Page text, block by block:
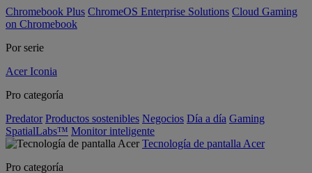
Chromebook Plus ChromeOS Enterprise Solutions Cloud Gaming
on Chromebook
Por serie
Acer Iconia
Pro categoría
Predator Productos sostenibles Negocios Día a día Gaming
SpatialLabs™ Monitor inteligente
Tecnología de pantalla Acer
Pro categoría